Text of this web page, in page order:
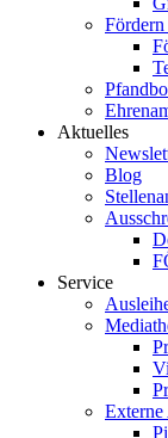
Fördern
Aktuelles
Blog
Service
Externe